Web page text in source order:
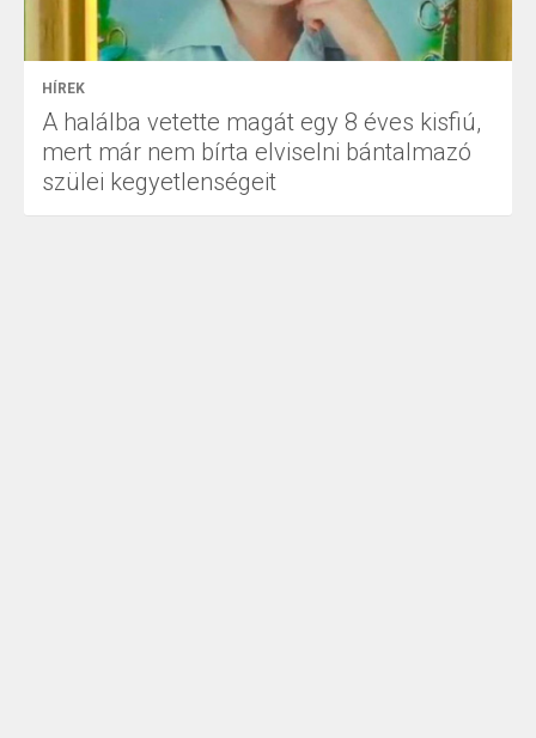
HÍREK
A halálba vetette magát egy 8 éves kisfiú,
mert már nem bírta elviselni bántalmazó
szülei kegyetlenségeit